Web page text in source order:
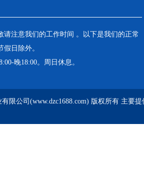
请注意我们的工作时间 。以下是我们的正常
日除外。
晚18:00。周日休息。
限公司(www.dzc1688.com) 版权所有 主要提